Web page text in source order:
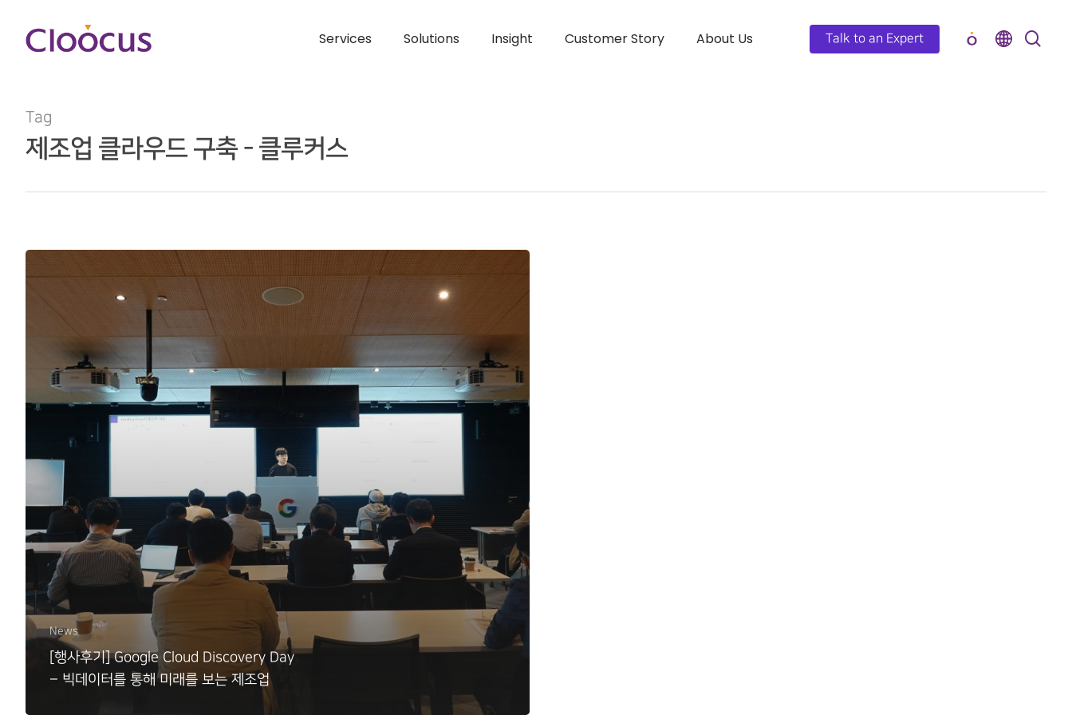
Hit enter to search or ESC to close
Services Solutions Insight Customer Story About Us Talk to an Expert
Tag
제조업 클라우드 구축 - 클루커스
News
[행사후기] Google Cloud Discovery Day
– 빅데이터를 통해 미래를 보는 제조업